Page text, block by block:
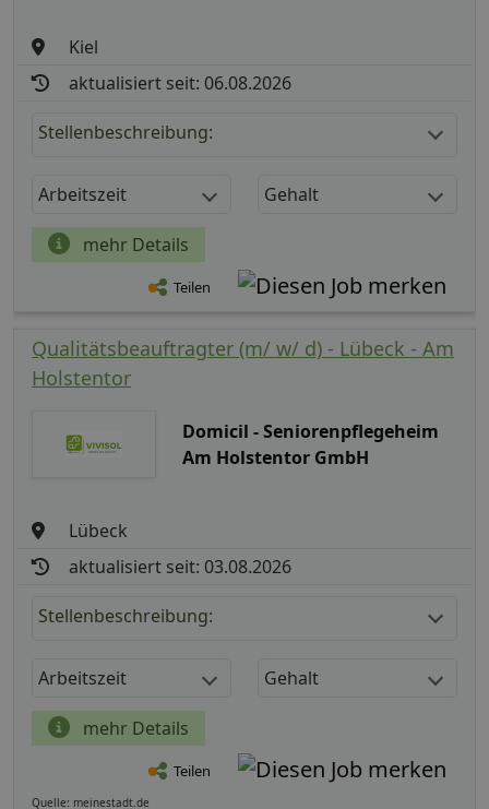
Kiel
aktualisiert seit: 06.08.2026
Stellenbeschreibung:
Arbeitszeit Gehalt
mehr Details
Teilen
Qualitätsbeauftragter (m/ w/ d) - Lübeck - Am
Holstentor
Domicil - Seniorenpflegeheim
Am Holstentor GmbH
Lübeck
aktualisiert seit: 03.08.2026
Stellenbeschreibung:
Arbeitszeit Gehalt
mehr Details
Teilen
Quelle: meinestadt.de